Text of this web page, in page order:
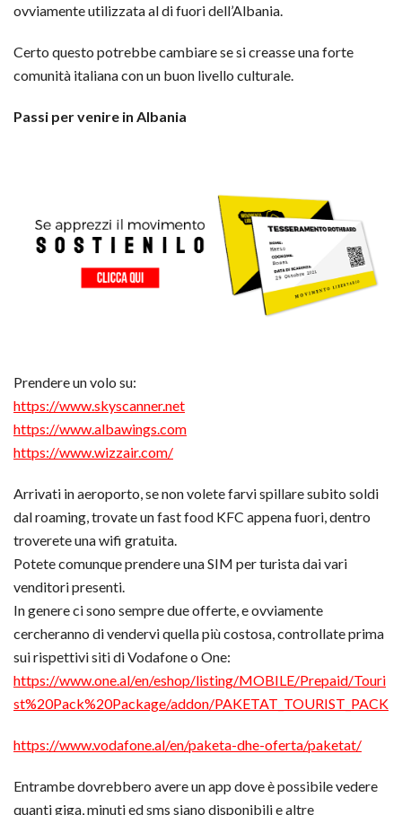
ovviamente utilizzata al di fuori dell’Albania.
Certo questo potrebbe cambiare se si creasse una forte
comunità italiana con un buon livello culturale.
Passi per venire in Albania
Prendere un volo su:
https://www.skyscanner.net
https://www.albawings.com
https://www.wizzair.com/
Arrivati in aeroporto, se non volete farvi spillare subito soldi
dal roaming, trovate un fast food KFC appena fuori, dentro
troverete una wifi gratuita.
Potete comunque prendere una SIM per turista dai vari
venditori presenti.
In genere ci sono sempre due offerte, e ovviamente
cercheranno di vendervi quella più costosa, controllate prima
sui rispettivi siti di Vodafone o One:
https://www.one.al/en/eshop/listing/MOBILE/Prepaid/Touri
st%20Pack%20Package/addon/PAKETAT_TOURIST_PACK
https://www.vodafone.al/en/paketa-dhe-oferta/paketat/
Entrambe dovrebbero avere un app dove è possibile vedere
quanti giga, minuti ed sms siano disponibili e altre